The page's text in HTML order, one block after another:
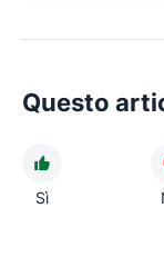
Questo
Sì